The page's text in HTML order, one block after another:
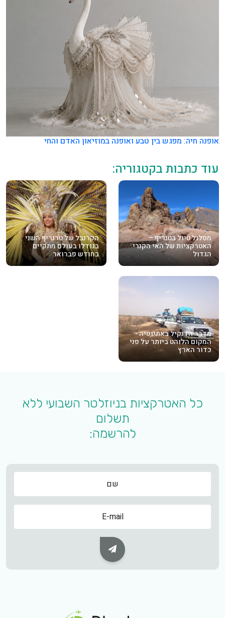
אופנה חיה: מפגש בין טבע ואופנה במוזיאון האדם והחי
עוד כתבות בקטגוריה:
מסלול טיול בטנריף –
האטרקציות של האי הקנרי
הגדול
הקרנבל של טרנריף השני
בגודלו בעולם מתקיים
בחודש פברואר
מדבר הדנקיל באתיופיה -
המקום הלוהט ביותר על פני
כדור הארץ
כל האטרקציות בניוזלטר השבועי ללא
תשלום
להרשמה:
שם
שם
Subscribe Button